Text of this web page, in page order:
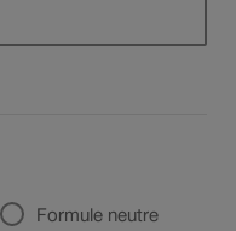
Formule neutre